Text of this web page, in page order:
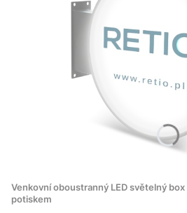
Venkovní oboustranný LED světelný
potiskem